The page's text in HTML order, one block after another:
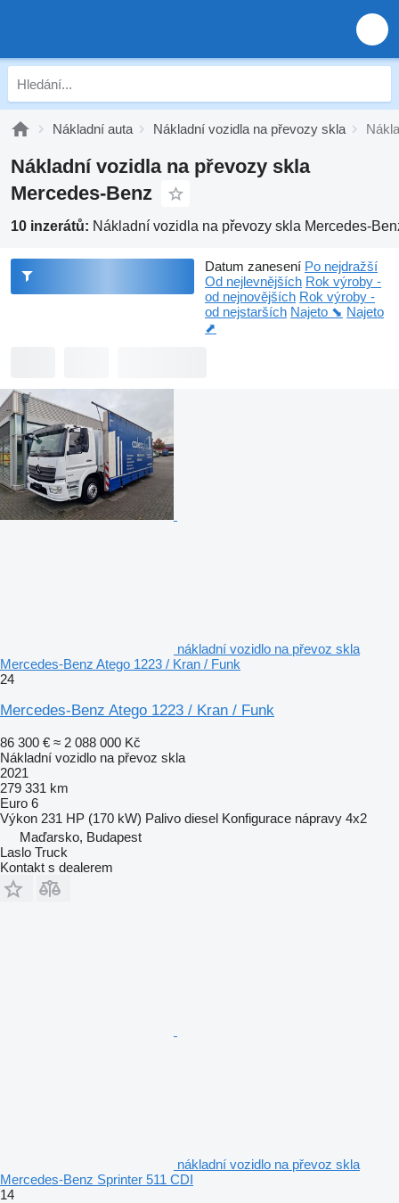
Nákladní auta Nákladní vozidla na převozy skla
Nákladní vozidla na převozy skla
Mercedes-Benz
10 inzerátů: Nákladní vozidla na převozy skla Mercedes-
Datum zanesení Po nejdražší
Od nejlevnějších Rok výroby -
od nejnovějších Rok výroby -
od nejstarších Najeto ⬊ Najeto
⬈
nákladní vozidlo na převoz skla
Mercedes-Benz Atego 1223 / Kran / Funk
24
Mercedes-Benz Atego 1223 / Kran / Funk
86 300 € ≈ 2 088 000 Kč
Nákladní vozidlo na převoz skla
2021
279 331 km
Euro 6
Výkon 231 HP (170 kW) Palivo diesel Konfigurace nápravy 4x2
Maďarsko, Budapest
Laslo Truck
Kontakt s dealerem
nákladní vozidlo na převoz skla
Mercedes-Benz Sprinter 511 CDI
14